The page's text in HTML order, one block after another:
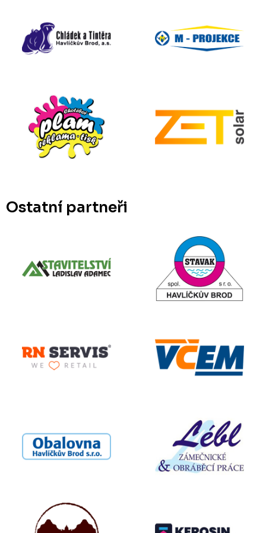
Ostatní partneři